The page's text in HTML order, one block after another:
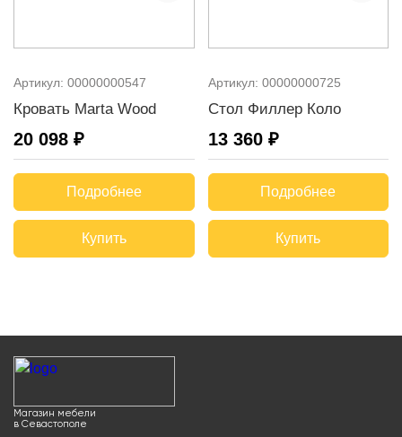
Артикул: 00000000547
Кровать Marta Wood
20 098 ₽
Подробнее
Купить
Артикул: 00000000725
Стол Филлер Коло
13 360 ₽
Подробнее
Купить
Магазин мебели
в Севастополе